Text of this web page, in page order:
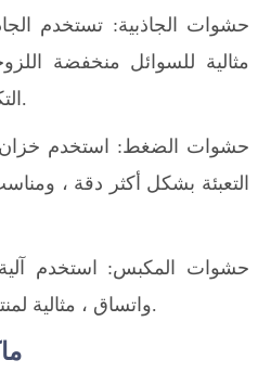
حشوات الجاذبية: تستخدم
مثالية للسوائل منخفضة
التكلفة ، وسهلة التشغيل.
حشوات الضغط: استخدم
التعبئة بشكل أكثر دقة ،
حشوات المكبس: استخدم
واتساق ، مثالية لمنتجات التجميل الممتازة.